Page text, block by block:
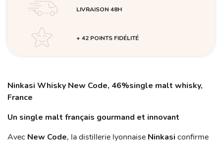
LIVRAISON 48H
+ 42 POINTS FIDÉLITÉ
Ninkasi Whisky New Code, 46%single malt whisky,
France
Un single malt français gourmand et innovant
Avec New Code, la distillerie lyonnaise Ninkasi confirme